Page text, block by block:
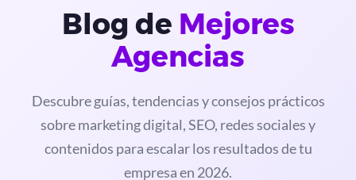
Blog de Mejores
Agencias
Descubre guías, tendencias y consejos prácticos
sobre marketing digital, SEO, redes sociales y
contenidos para escalar los resultados de tu
empresa en 2026.